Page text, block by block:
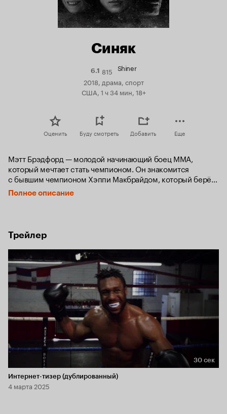
Синяк
6.1Рейтинг
Кинопоиска
6.1
815 Shiner
2018, драма, спорт
США, 1 ч 34 мин, 18+
Оценить Буду смотреть Добавить Еще
Мэтт Брэдфорд — молодой начинающий боец MMA,
который мечтает стать чемпионом. Он знакомится
с бывшим чемпионом Хэппи Макбрайдом, который берёт
его под свое крыло и знакомит с миром подпольных боёв
MMA.
Полное описание
Трейлер
Длительность 30 сек
30 сек
Интернет-тизер (дублированный)
4 марта 2025